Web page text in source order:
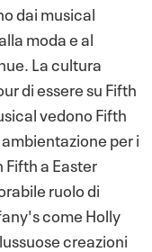
dai musical
moda e al
La cultura
di essere su Fifth
vedono Fifth
per i
a Easter
ruolo di
come Holly
creazioni